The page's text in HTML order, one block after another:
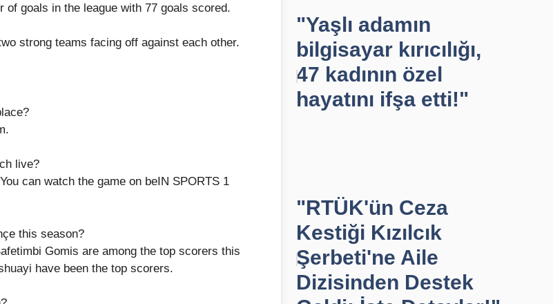
goals in the league with 77 goals scored.
strong teams facing off against each other.
live?
can watch the game on beIN SPORTS 1
this season?
Gomis are among the top scorers this
have been the top scorers.
"Yaşlı adamın
bilgisayar kırıcılığı,
47 kadının özel
hayatını ifşa etti!"
"RTÜK'ün Ceza
Kestiği Kızılcık
Şerbeti'ne Aile
Dizisinden Destek